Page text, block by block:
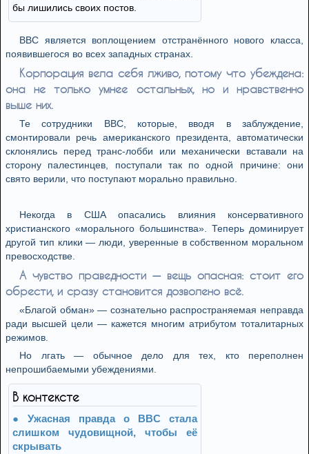
бы лишились своих постов.
BBC является воплощением отстранённого нового класса,
появившегося во всех западных странах.
Корпорация вела себя лживо, потому что убеждена:
она не только умнее остальных, но и нравственно
выше них.
Те сотрудники BBC, которые, вводя в заблуждение,
смонтировали речь американского президента, автоматически
склонялись перед транс-лобби или механически вставали на
сторону палестинцев, поступали так по одной причине: они
свято верили, что поступают морально правильно.
Некогда в США опасались влияния консервативного
христианского «морального большинства». Теперь доминирует
другой тип клики — люди, уверенные в собственном моральном
превосходстве.
А чувство праведности — вещь опасная: стоит его
обрести, и сразу становится дозволено всё.
«Благой обман» — сознательно распространяемая неправда
ради высшей цели — кажется многим атрибутом тоталитарных
режимов.
Но лгать — обычное дело для тех, кто переполнен
непрошибаемыми убеждениями.
В контексте
Ужасная правда о BBC стала
слишком чудовищной, чтобы её
скрывать